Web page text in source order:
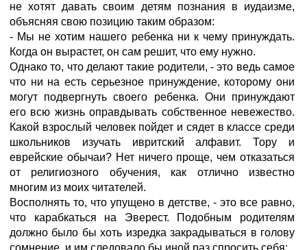
не хотят давать своим детям познания в иудаизме,
объясняя свою позицию таким образом:
- Мы не хотим нашего ребенка ни к чему принуждать.
Когда он вырастет, он сам решит, что ему нужно.
Однако то, что делают такие родители, - это ведь самое
что ни на есть серьезное принуждение, которому они
могут подвергнуть своего ребенка. Они принуждают
его всю жизнь оправдывать собственное невежество.
Какой взрослый человек пойдет и сядет в классе среди
школьников изучать ивритский алфавит. Тору и
еврейские обычаи? Нет ничего проще, чем отказаться
от религиозного обучения, как отлично известно
многим из моих читателей.
Восполнять то, что упущено в детстве, - это все равно,
что карабкаться на Эверест. Подобным родителям
должно было бы хоть изредка закрадываться в голову
сомнение, и им следовало бы иной раз спросить себя: